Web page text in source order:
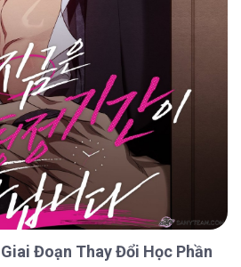
Đoạn Thay Đổi Học Phần